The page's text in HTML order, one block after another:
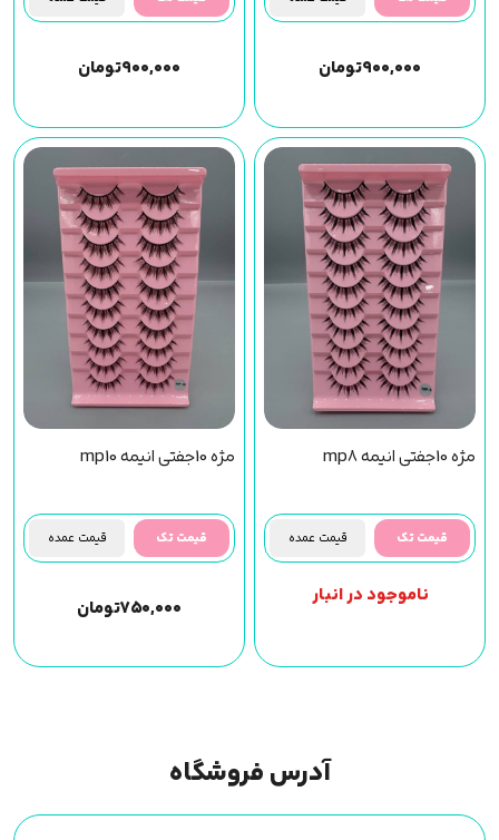
۹۰۰,۰۰۰تومان ۹۰۰,۰۰۰تومان
مژه 10جفتی انیمه mp8
قیمت تک قیمت عمده
ناموجود در انبار
مژه 10جفتی انیمه mp10
قیمت تک قیمت عمده
۷۵۰,۰۰۰تومان
آدرس فروشگاه